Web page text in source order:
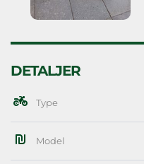
DETALJER
Type
Model